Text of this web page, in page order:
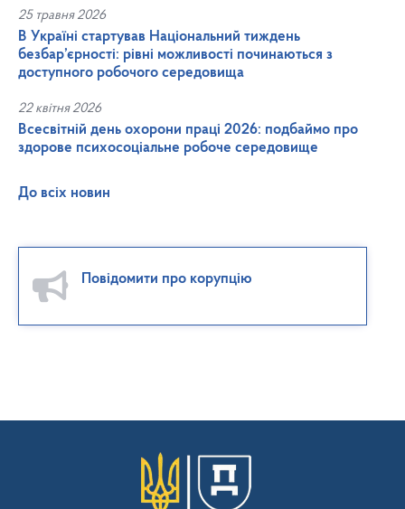
25 травня 2026
В Україні стартував Національний тиждень
безбар’єрності: рівні можливості починаються з
доступного робочого середовища
22 квітня 2026
Всесвітній день охорони праці 2026: подбаймо про
здорове психосоціальне робоче середовище
До всіх новин
Повідомити про корупцію